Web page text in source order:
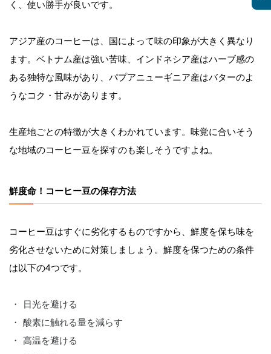
く、使い勝手が良いです。
アジア産のコーヒーは、国によって味の印象が大きく異なり
ます。ベトナム産は強い苦味、インドネシア産はハーブ感の
ある独特な風味があり、パプアニューギニア産はバターのよ
うなコク・甘みがあります。
生産地ごとの特徴が大きくわかれています。味覚に合いそう
な地域のコーヒー豆を探すのも楽しそうですよね。
鮮度命！コーヒー豆の保存方法
コーヒー豆はすぐに劣化するものですから、鮮度を保ち味を
劣化させないために対策しましょう。鮮度を保つための条件
は以下の4つです。
日光を避ける
酸素に触れる量を減らす
高温を避ける